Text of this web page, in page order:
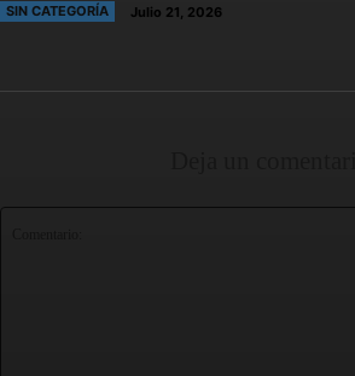
SIN CATEGORÍA Julio 21, 2026